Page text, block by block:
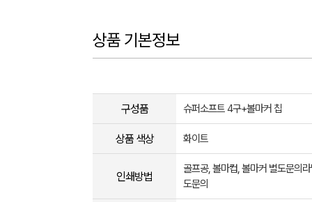
상품 기본정보
구성품 슈퍼소프트 4구+볼마커 칩
상품 색상 화이트
인쇄방법
골프공, 볼마컵, 볼마커 별도문의
도문의